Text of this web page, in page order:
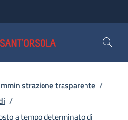
trasparente /
/
a tempo determinato di